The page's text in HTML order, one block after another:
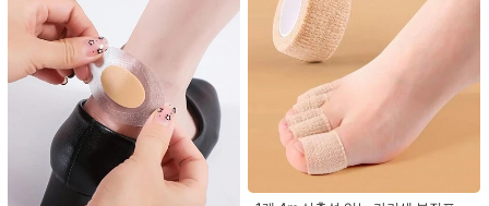
515원 절약
마찰 방지 발 패드, 마찰 방지 하이힐
패드, 하이드로겔 마찰 방지 발 패드,
개별 포장된 하이드로겔 마찰 방지 힐
패드, 발 패드, 힐 패드, 마찰 방지 패드
#3 TOP 3위 에서 매일 착용해야 하는 보호 장비 - 필수품 일일 보호 장비
90+ 판매됨
원 -29%
511원 절약
100개 투명 얇은 힐 쿠션 패드, 하이힐
용 보이지 않는 마찰 방지 스티커
#1 TOP 3위
100+ 판매됨
1,279원 -29%